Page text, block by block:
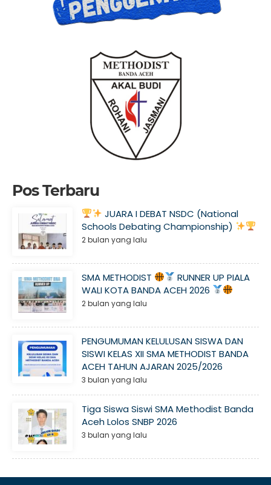
Pos Terbaru
JUARA I DEBAT NSDC (National
Schools Debating Championship)
2 bulan yang lalu
SMA METHODIST
RUNNER UP PIALA
WALI KOTA BANDA ACEH 2026
2 bulan yang lalu
PENGUMUMAN KELULUSAN SISWA DAN
SISWI KELAS XII SMA METHODIST BANDA
ACEH TAHUN AJARAN 2025/2026
3 bulan yang lalu
Tiga Siswa Siswi SMA Methodist Banda
Aceh Lolos SNBP 2026
3 bulan yang lalu